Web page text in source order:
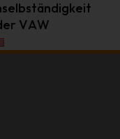
VAW